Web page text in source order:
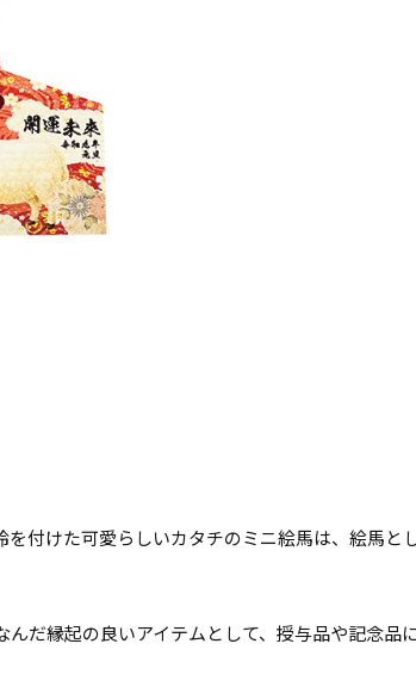
付けた可愛らしいカタチのミニ絵馬は、絵馬と
だ縁起の良いアイテムとして、授与品や記念品